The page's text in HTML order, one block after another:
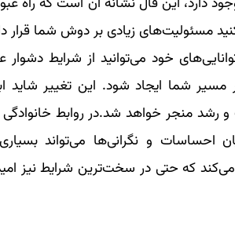
زیادی بر دوش شما قرار
خود می‌توانید از شرایط دشوار
مسیر شما ایجاد شود. این تغییر شاید
رشد منجر خواهد شد.در روابط خانوادگی
و نگرانی‌ها می‌تواند
می‌کند که حتی در سخت‌ترین شرایط نیز